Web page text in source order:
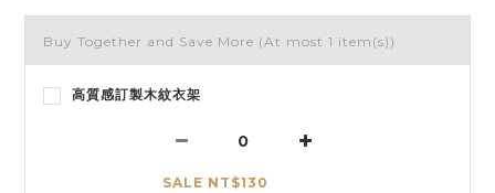
Buy Together and Save More (At most 1 item(s))
高質感訂製木紋衣架
SALE NT$130